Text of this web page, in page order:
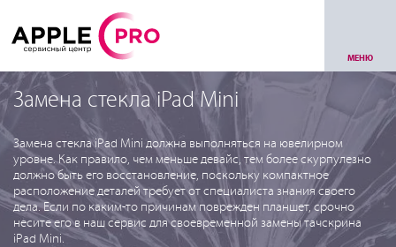
МЕНЮ
Замена стекла iPad Mini
Замена стекла iPad Mini должна выполняться на ювелирном
уровне. Как правило, чем меньше девайс, тем более скурпулезно
должно быть его восстановление, поскольку компактное
расположение деталей требует от специалиста знания своего
дела. Если по каким-то причинам поврежден планшет, срочно
несите его в наш сервис для своевременной замены тачскрина
iPad Mini.